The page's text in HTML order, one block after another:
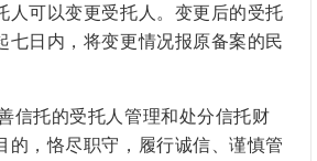
人可以变更受托人。变更后的受托
七日内，将变更情况报原备案的民
信托的受托人管理和处分信托财
的，恪尽职守，履行诚信、谨慎管